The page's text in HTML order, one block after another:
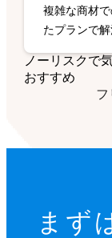
複雑な商材
たプランで解
ノーリスクで
おすすめ
フ
まず